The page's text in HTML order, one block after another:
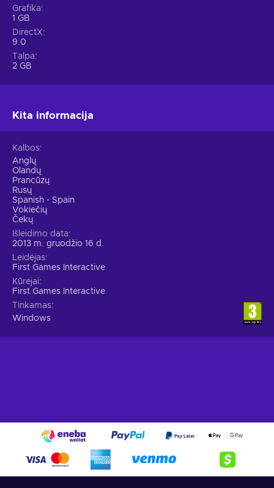
Grafika
1 GB
DirectX
9.0
Talpa
2 GB
Kita informacija
Kalbos
Anglų
Olandų
Prancūzų
Rusų
Spanish - Spain
Vokiečių
Čekų
Išleidimo data
2013 m. gruodžio 16 d.
Leidėjas
First Games Interactive
Kūrėjai
First Games Interactive
Tinkamas
Windows